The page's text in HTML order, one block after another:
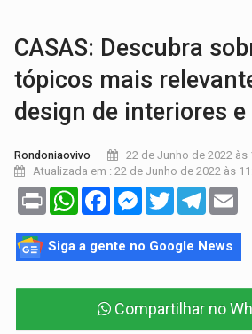
CASAS: Descubra
tópicos mais
design de interiores
Rondoniaovivo
22 de Junho de 2022 às
Atualizada em : 22 de Junho de 2022 às
Print WhatsAppFacebookMessenger
Twitter
Siga a gente no Google News
Compartilhar no